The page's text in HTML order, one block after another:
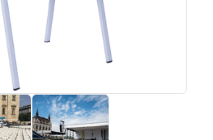
tábla A/4 forgatható